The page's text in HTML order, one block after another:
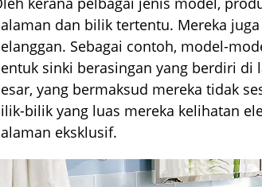
dan bilik tertentu. Mereka
Sebagai contoh, model-
sinki berasingan yang berdiri di
yang bermaksud mereka tidak
bilik yang luas mereka kelihatan
eksklusif.